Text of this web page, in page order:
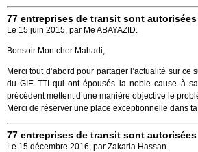
77 entreprises de transit sont
Le 15 juin 2015, par Me ABAYAZID.
Bonsoir Mon cher Mahadi,
Merci tout d’abord pour partager l’actualité sur
du GIE TTI qui ont épousés la noble cause à
précédent mettent d’une manière objective le
Merci de réserver une place exceptionnelle dans
77 entreprises de transit sont
Le 15 décembre 2016, par Zakaria Hassan.